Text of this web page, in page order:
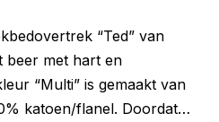
“Ted” van
beer met hart en
“Multi” is gemaakt van
katoen/flanel. Doordat